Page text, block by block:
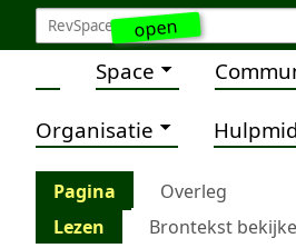
open
Space
Organisatie
Pagina Overleg
Lezen
Brontekst